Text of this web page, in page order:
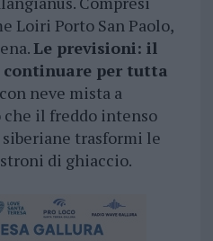
Loiri Porto San Paolo,
Le previsioni: il
continuare per tutta
con neve mista a
il freddo intenso
trasformi le
di ghiaccio.